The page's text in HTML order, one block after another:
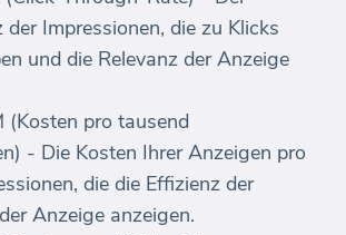
Impressionen, die zu Klicks
und die Relevanz der Anzeige
(Kosten pro tausend
- Die Kosten Ihrer Anzeigen pro
die die Effizienz der
Anzeige anzeigen.